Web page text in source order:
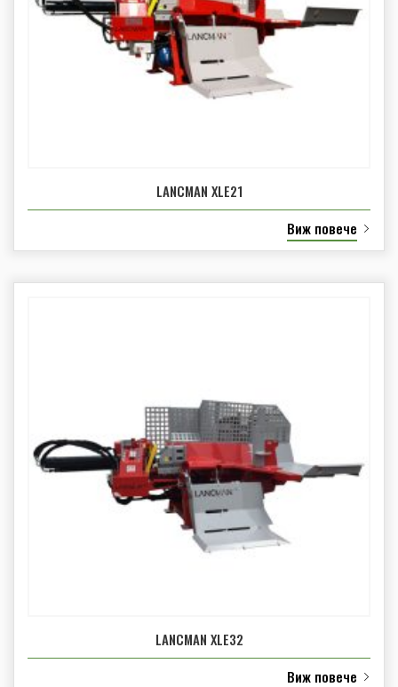
LANCMAN XLE21
Виж повече
LANCMAN XLE32
Виж повече